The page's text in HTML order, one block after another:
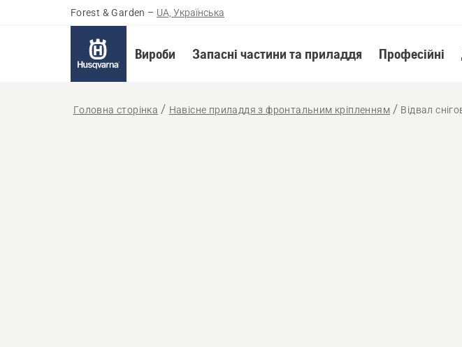
Forest & Garden – UA, Українська
Вироби Запасні частини та приладдя Професійні
Головна сторінка Навісне приладдя з фронтальним кріпленням Відвал